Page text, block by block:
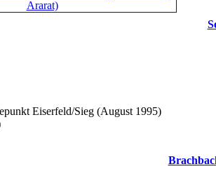
Eiserfeld/Sieg (August 1995)